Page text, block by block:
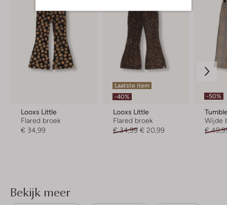
Looxs Little
Flared broek
€ 34,99
Laatste item
-40%
Looxs Little
Flared broek
€ 34,99 € 20,99
-50%
Wijde
€
Bekijk meer